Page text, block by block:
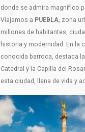
donde se admira magnífico
Viajamos a PUEBLA , zona
millones de habitantes,
historia y modernidad. En la
conocida barroca, destaca
Catedral y la Capilla del
esta ciudad, llena de vida y